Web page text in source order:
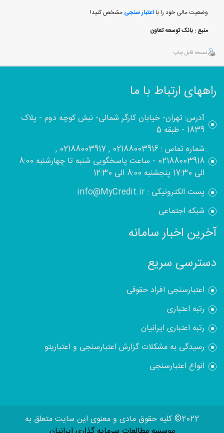
وضعیت مالی خود را بااعتبار سنجی مشخص کنید!
منبع : بانک توسعه تعاون
نسخه قابل چاپ
راههای ارتباط با ما
آدرس: تهران- خیابان کارگر شمالی- نبش کوچه دوم - پلاک
1839 - طبقه 5
شماره تماس : 02188003916 , 02188003917 ,
02188003918 - ساعت پاسخگویی شنبه تا چهارشنبه 8:00
الی 17:30 پنجشنبه 8:00 الی 12:30
پست الکترونیکی : info@MyCredit.ir
شبکه اجتماعی
آخرین اخبار سامانه
دسترسی سریع
اعتبارسنجی افراد حقوقی
رتبه اعتباری
رتبه اعتباری ایرانیان
رسیدگی به مشکلات گزارش اعتبارسنجی و اعتباریتو
انواع اعتبارسنجی
2022© کلیه حقوق مادی و معنوی این سایت متعلق به